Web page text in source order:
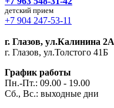
детский прием
+7 904 247-53-11
г. Глазов, ул.Калинина 2А
г. Глазов, ул.Толстого 41Б
График работы
Пн.-Пт.: 09.00 - 19.00
Сб., Вс.: выходные дни